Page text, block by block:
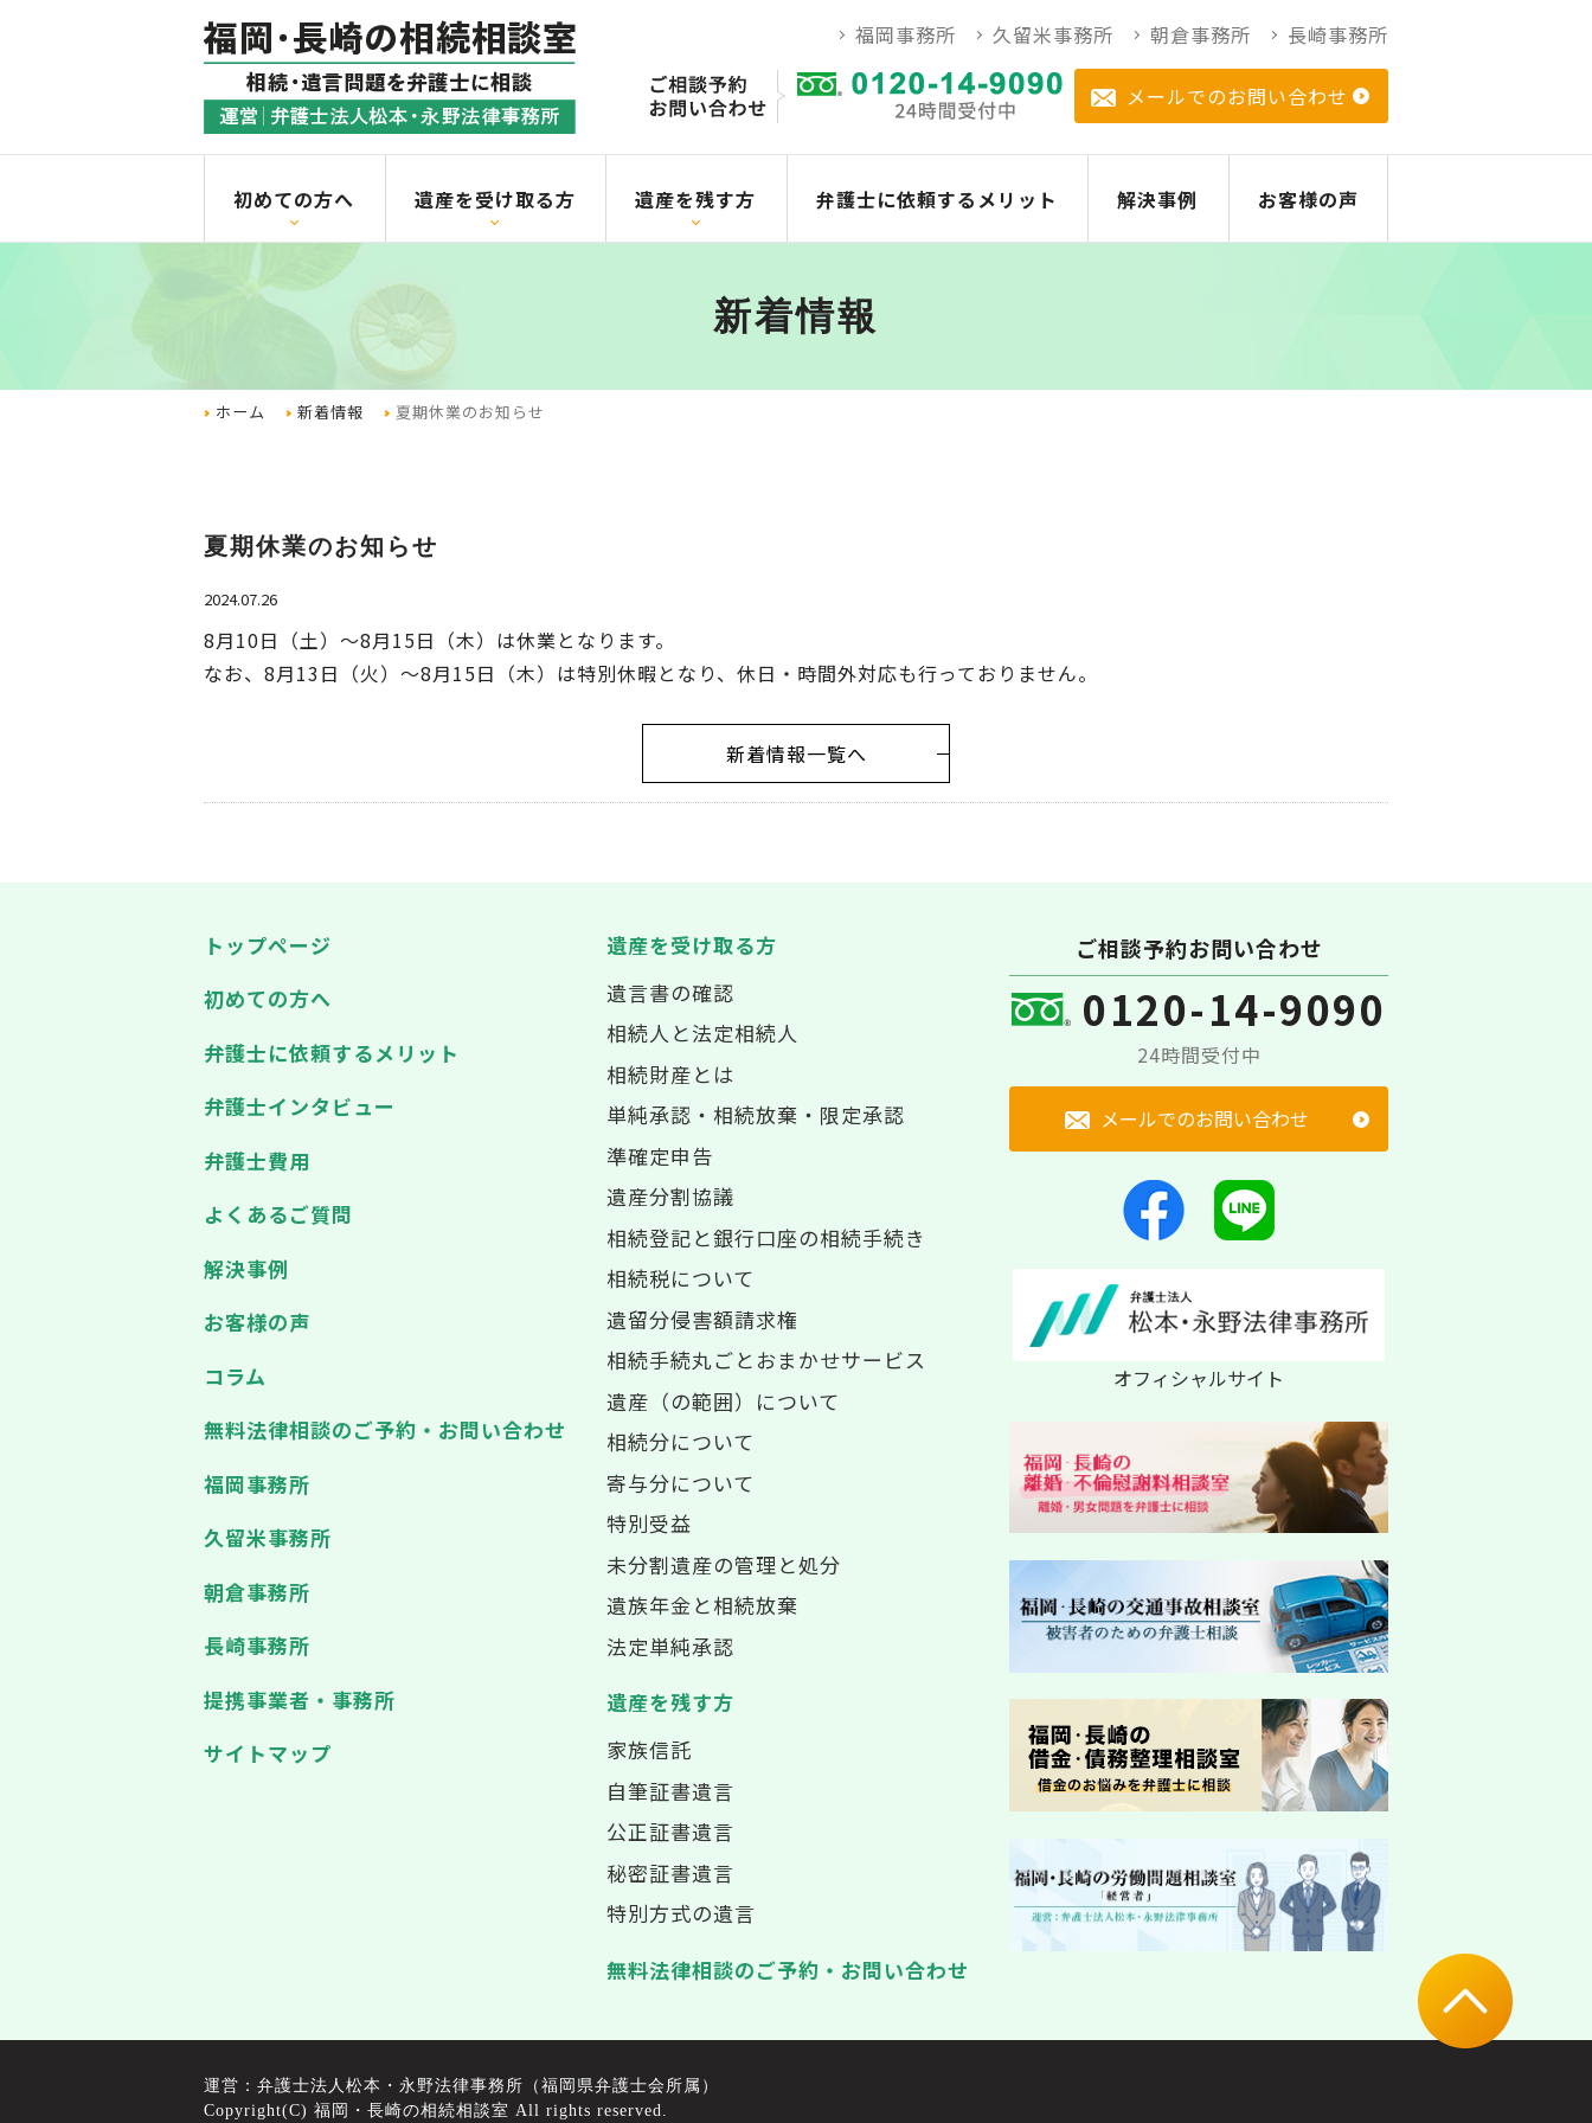
福岡事務所 久留米事務所 朝倉事務所 長崎事務所
メールでのお問い合わせ
初めての方へ 遺産を受け取る方 遺産を残す方 弁護士に依頼するメリット 解決事例 お客様の声
新着情報
ホーム 新着情報 夏期休業のお知らせ
夏期休業のお知らせ
2024.07.26
8月10日（土）～8月15日（木）は休業となります。
なお、8月13日（火）～8月15日（木）は特別休暇となり、休日・時間外対応も行っておりません。
新着情報一覧へ
トップページ
初めての方へ
弁護士に依頼するメリット
弁護士インタビュー
弁護士費用
よくあるご質問
解決事例
お客様の声
コラム
無料法律相談のご予約・お問い合わせ
福岡事務所
久留米事務所
朝倉事務所
長崎事務所
提携事業者・事務所
サイトマップ
遺産を受け取る方
遺言書の確認
相続人と法定相続人
相続財産とは
単純承認・相続放棄・限定承認
準確定申告
遺産分割協議
相続登記と銀行口座の相続手続き
相続税について
遺留分侵害額請求権
相続手続丸ごとおまかせサービス
遺産（の範囲）について
相続分について
寄与分について
特別受益
未分割遺産の管理と処分
遺族年金と相続放棄
法定単純承認
遺産を残す方
家族信託
自筆証書遺言
公正証書遺言
秘密証書遺言
特別方式の遺言
無料法律相談のご予約・お問い合わせ
ご相談予約お問い合わせ
0120-14-9090
24時間受付中
メールでのお問い合わせ
オフィシャルサイト
運営：弁護士法人松本・永野法律事務所（福岡県弁護士会所属）
Copyright(C) 福岡・長崎の相続相談室 All rights reserved.